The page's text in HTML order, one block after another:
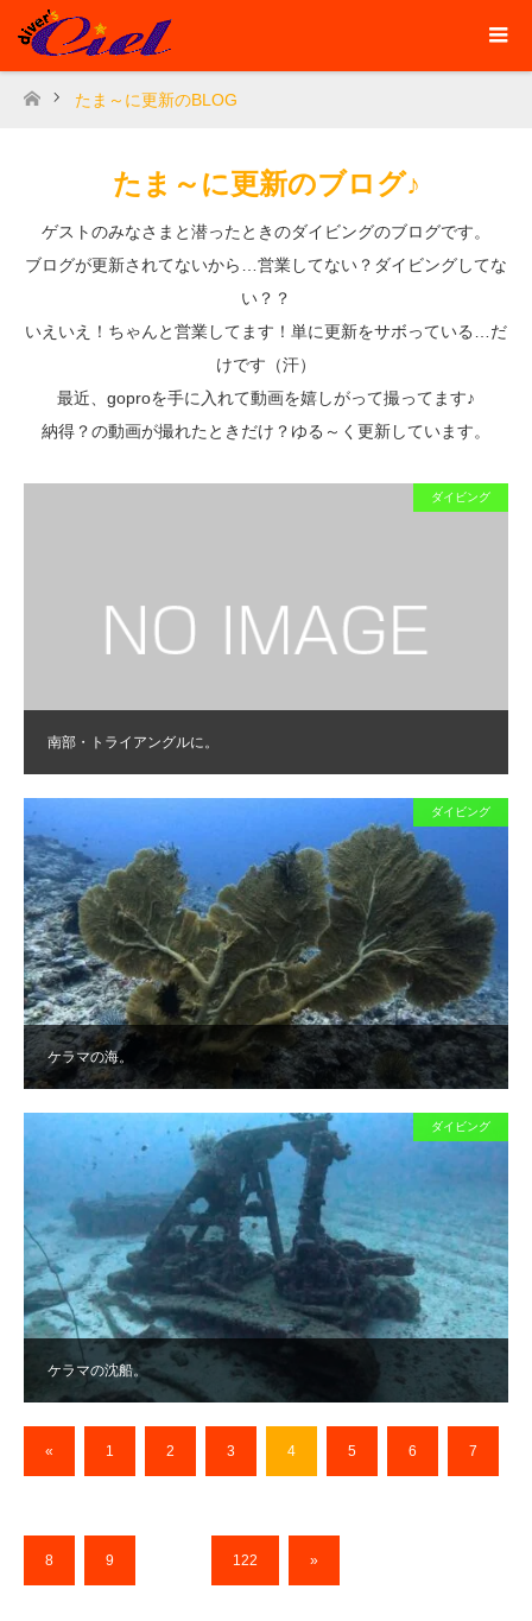
ホーム
たま～に更新のBLOG
たま～に更新のブログ♪
ゲストのみなさまと潜ったときのダイビングのブログです。
ブログが更新されてないから…営業してない？ダイビングしてな
い？？
いえいえ！ちゃんと営業してます！単に更新をサボっている…だ
けです（汗）
最近、goproを手に入れて動画を嬉しがって撮ってます♪
納得？の動画が撮れたときだけ？ゆる～く更新しています。
南部・トライアングルに。
ダイビング
ケラマの海。
ダイビング
ケラマの沈船。
ダイビング
« 1 2 3 4 5 6 7
8 9 122 »